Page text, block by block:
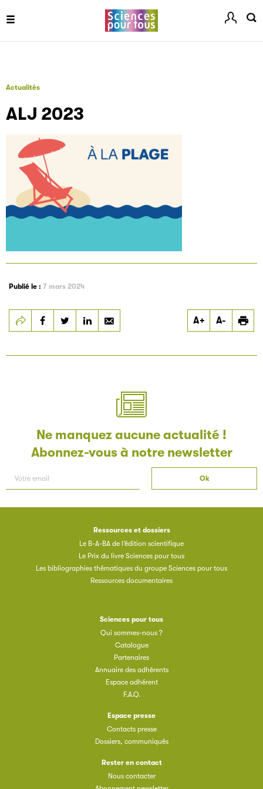
Actualités
ALJ 2023
Publié le : 7 mars 2024
Partager
ALJ 2023
Partager
ALJ 2023
Partager
ALJ 2023
A+ A-
Ne manquez aucune actualité !
Abonnez-vous à notre newsletter
Ressources et dossiers
Le B-A-BA de l’édition scientifique
Le Prix du livre Sciences pour tous
Les bibliographies thématiques du groupe Sciences pour tous
Ressources documentaires
Sciences pour tous
Qui sommes-nous ?
Catalogue
Partenaires
Annuaire des adhérents
Espace adhérent
F.A.Q.
Espace presse
Contacts presse
Dossiers, communiqués
Rester en contact
Nous contacter
Clic.EDIt, pour faciliter les échanges informatisés entre
tous les acteurs de la filière de la fabrication de livres.
Les petits champions de la lecture
Le jeu de lecture à voix haute gratuit et ouvert à tous les
enfants de CM1 et de CM2.
Filéas
des acteurs de la filière du livre. Suivez les ventes de vos